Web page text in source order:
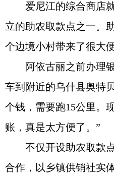
爱尼江的综合商店
立的助农取款点之一。
个边境小村带来了很大便
阿依古丽之前办理
车到附近的乌什县奥特
个钱，需要跑15公里。
账，真是太方便了。”
不仅开设助农取款
合作，以乡镇供销社实